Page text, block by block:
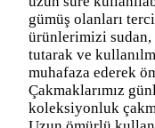
gümüş olanları
ürünlerimizi sudan,
tutarak ve
muhafaza ederek
Çakmaklarımız
koleksiyonluk